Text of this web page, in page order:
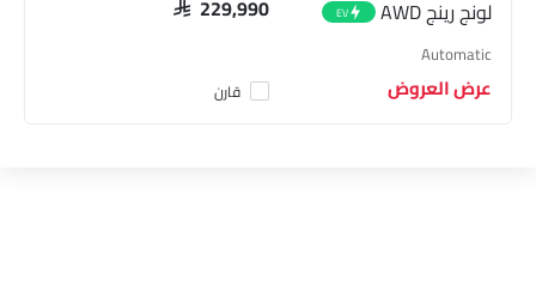
لونج رينج AWD EV
SAR 229,990
Automatic
عرض العروض قارن